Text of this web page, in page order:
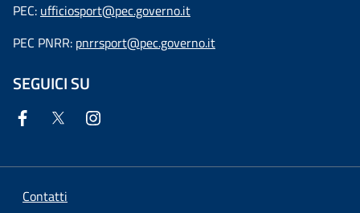
PEC: ufficiosport@pec.governo.it
PEC PNRR: pnrrsport@pec.governo.it
SEGUICI SU
Contatti